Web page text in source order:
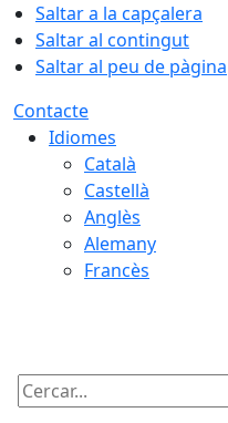
Saltar a la capçalera
Saltar al contingut
Saltar al peu de pàgina
Contacte
Idiomes
Català
Castellà
Anglès
Alemany
Francès
Cercar: